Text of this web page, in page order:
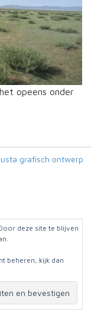
opeens onder
grafisch ontwerp
deze site te blijven
beheren, kijk dan